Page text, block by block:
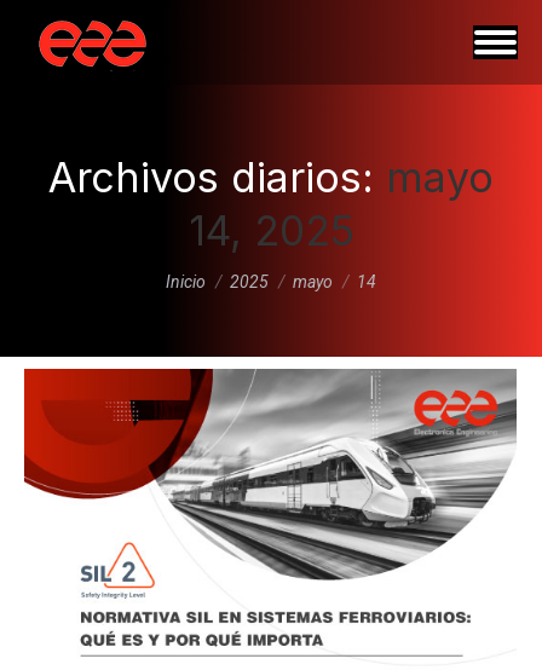
Archivos diarios: mayo
14, 2025
Estás aquí:
Inicio 2025 mayo 14